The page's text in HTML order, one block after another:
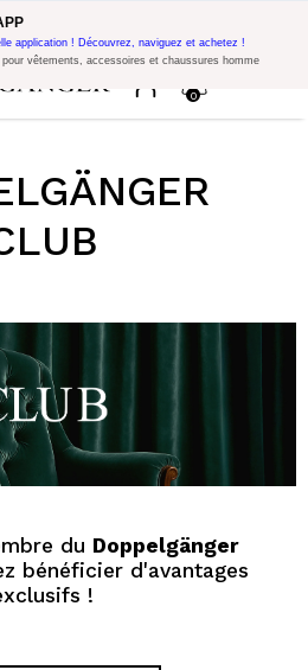
supplémentaire sur 300€ d'achat
0
application ! Découvrez, naviguez et achetez !
vêtements, accessoires et chaussures homme
du Doppelgänger
bénéficier d'avantages
!